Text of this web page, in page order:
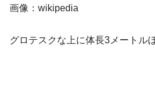
画像：wikipedia
グロテスクな上に体長3メートル